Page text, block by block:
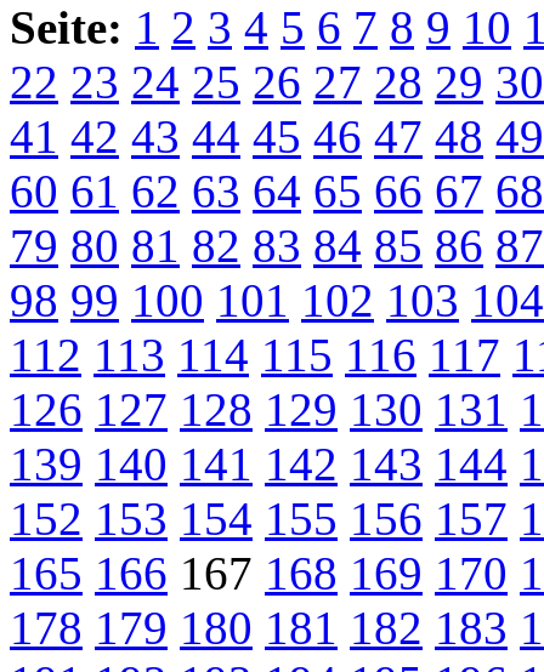
Seite: 1 2 3 4 5 6 7 8 9 10
22 23 24 25 26 27 28 29 30
41 42 43 44 45 46 47 48 49
60 61 62 63 64 65 66 67 68
79 80 81 82 83 84 85 86 87
98 99 100 101 102 103 104
112 113 114 115 116 117
126 127 128 129 130 131
139 140 141 142 143 144
152 153 154 155 156 157
165 166 167 168 169 170
178 179 180 181 182 183